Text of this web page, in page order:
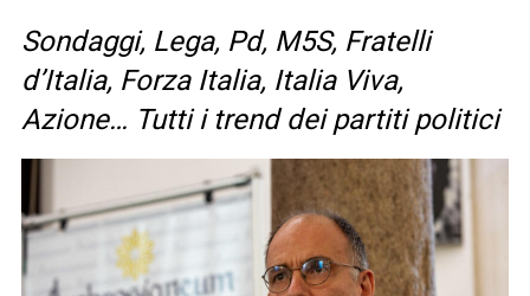
Sondaggi, Lega, Pd, M5S, Fratelli
d’Italia, Forza Italia, Italia Viva,
Azione… Tutti i trend dei partiti politici